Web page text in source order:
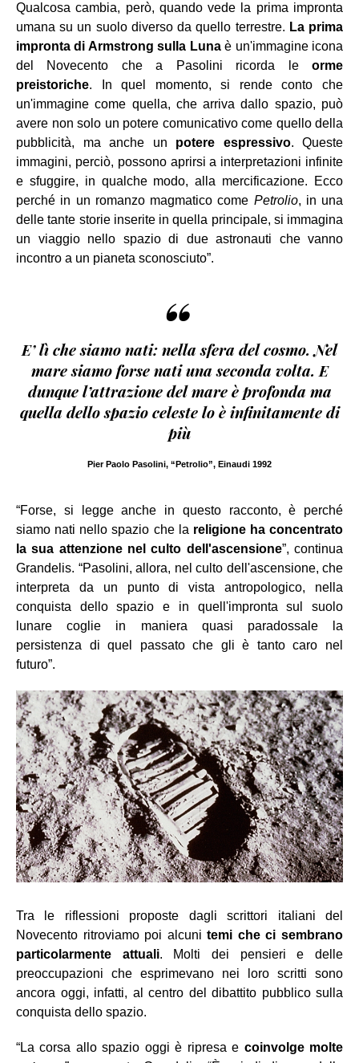
Qualcosa cambia, però, quando vede la prima impronta
umana su un suolo diverso da quello terrestre. La prima
impronta di Armstrong sulla Lunaè un'immagine icona
del Novecento che a Pasolini ricorda le orme
preistoriche. In quel momento, si rende conto che
un'immagine come quella, che arriva dallo spazio, può
avere non solo un potere comunicativo come quello della
pubblicità, ma anche un potere espressivo. Queste
immagini, perciò, possono aprirsi a interpretazioni infinite
e sfuggire, in qualche modo, alla mercificazione. Ecco
perché in un romanzo magmatico come Petrolio, in una
delle tante storie inserite in quella principale, si immagina
un viaggio nello spazio di due astronauti che vanno
incontro a un pianeta sconosciuto”.
“
E’ lì che siamo nati: nella sfera del cosmo. Nel
mare siamo forse nati una seconda volta. E
dunque l’attrazione del mare è profonda ma
quella dello spazio celeste lo è infinitamente di
più
Pier Paolo Pasolini, “Petrolio”, Einaudi 1992
“Forse, si legge anche in questo racconto, è perché
siamo nati nello spazio che la religione ha concentrato
la sua attenzione nel culto dell'ascensione”, continua
Grandelis. “Pasolini, allora, nel culto dell'ascensione, che
interpreta da un punto di vista antropologico, nella
conquista dello spazio e in quell'impronta sul suolo
lunare coglie in maniera quasi paradossale la
persistenza di quel passato che gli è tanto caro nel
futuro”.
Tra le riflessioni proposte dagli scrittori italiani del
Novecento ritroviamo poi alcunitemi che ci sembrano
particolarmente attuali. Molti dei pensieri e delle
preoccupazioni che esprimevano nei loro scritti sono
ancora oggi, infatti, al centro del dibattito pubblico sulla
conquista dello spazio.
“La corsa allo spazio oggi è ripresa e coinvolge molte